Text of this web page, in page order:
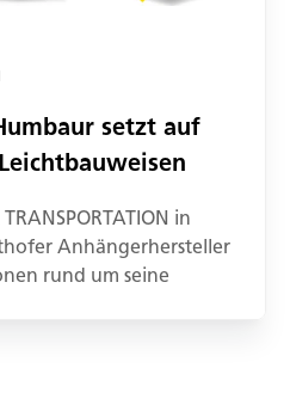
setzt auf
in
Anhängerhersteller
rund um seine